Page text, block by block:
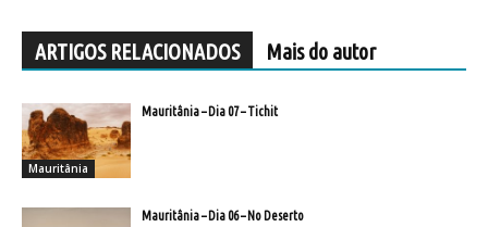
ARTIGOS RELACIONADOS Mais do autor
Mauritânia
Mauritânia – Dia 07 – Tichit
Mauritânia – Dia 06 – No Deserto